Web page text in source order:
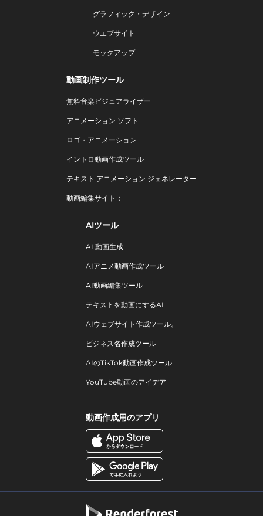
グラフィック・デザイン
ウエブサイト
モックアップ
動画制作ツール
無料音楽ビジュアライザー
アニメーション ソフト
ロゴ・アニメーション
イントロ動画作成ツール
テキスト アニメーション ジェネレーター
動画編集サイト：
AIツール
AI 動画生成
AIアニメ動画作成ツール
AI動画編集ツール
テキストを動画にするAI
AIウェブサイト作成ツール。
ビジネス名作成ツール
AIのTikTok動画作成ツール
YouTube動画のアイデア
動画作成用のアプリ